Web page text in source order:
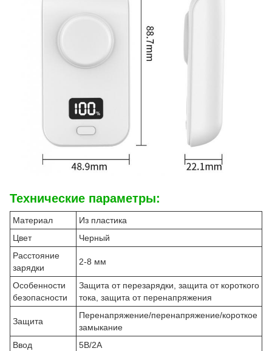
Технические параметры:
Материал
Из пластика
Цвет
Черный
Расстояние
зарядки
2-8 мм
Особенности
безопасности
Защита от перезарядки, защита от короткого
тока, защита от перенапряжения
Защита
Перенапряжение/перенапряжение/короткое
замыкание
Ввод
5В/2А